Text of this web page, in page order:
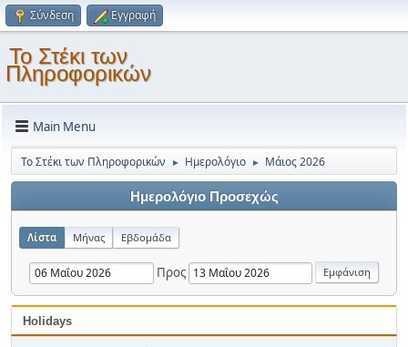
Σύνδεση Εγγραφή
Το Στέκι των
Πληροφορικών
Main Menu
Το Στέκι των Πληροφορικών ► Ημερολόγιο ► Μάιος 2026
Ημερολόγιο Προσεχώς
Λίστα Μήνας Εβδομάδα
Προς
Holidays